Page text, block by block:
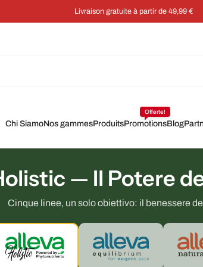
Économisez 5 % sur chaque commande grâce à un
Chi SiamoNos gammesProduitsPromotions
Offerte!
Blog
— Il Potere
Cinque linee, un solo obiettivo: il benessere